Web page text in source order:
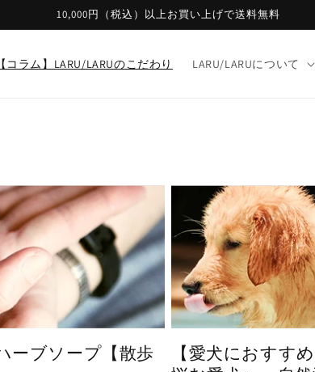
10,000円（税込）以上お買い上げで送料無料
【コラム】LARU/LARUのこだわり LARU/LARUについて
ーブソープ【散歩
【愛犬におすす